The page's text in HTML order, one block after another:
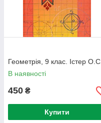
Геометрія, 9 клас. Істер О.С.
В наявності
450 ₴
Купити